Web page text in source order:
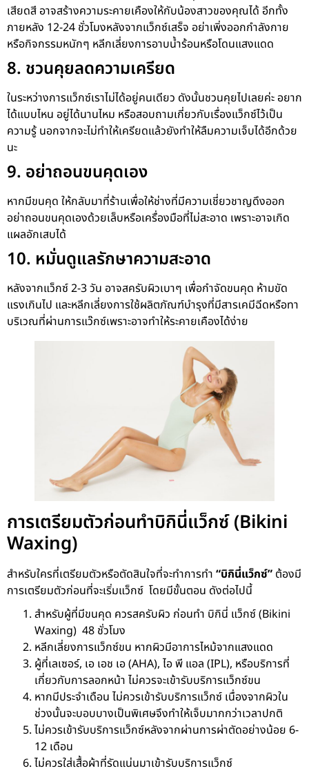
เสียดสี อาจสร้างความระคายเคืองให้กับน้องสาวของคุณได้ อีกทั้ง
ภายหลัง 12-24 ชั่วโมงหลังจากแว็กซ์เสร็จ อย่าเพิ่งออกกำลังกาย
หรือกิจกรรมหนักๆ หลีกเลี่ยงการอาบน้ำร้อนหรือโดนแสงแดด
8. ชวนคุยลดความเครียด
ในระหว่างการแว็กซ์เราไม่ได้อยู่คนเดียว ดังนั้นชวนคุยไปเลยค่ะ อยาก
ได้แบบไหน อยู่ได้นานไหม หรือสอบถามเกี่ยวกับเรื่องแว็กซ์ไว้เป็น
ความรู้ นอกจากจะไม่ทำให้เครียดแล้วยังทำให้ลืมความเจ็บได้อีกด้วย
นะ
9. อย่าถอนขนคุดเอง
หากมีขนคุด ให้กลับมาที่ร้านเพื่อให้ช่างที่มีความเชี่ยวชาญดึงออก
อย่าถอนขนคุดเองด้วยเล็บหรือเครื่องมือที่ไม่สะอาด เพราะอาจเกิด
แผลอักเสบได้
10. หมั่นดูแลรักษาความสะอาด
หลังจากแว็กซ์ 2-3 วัน อาจสครับผิวเบาๆ เพื่อกำจัดขนคุด ห้ามขัด
แรงเกินไป และหลีกเลี่ยงการใช้ผลิตภัณฑ์บำรุงที่มีสารเคมีฉีดหรือทา
บริเวณที่ผ่านการแว๊กซ์เพราะอาจทำให้ระคายเคืองได้ง่าย
การเตรียมตัวก่อนทำบิกินี่แว็กซ์ (Bikini
Waxing)
สำหรับใครที่เตรียมตัวหรือตัดสินใจที่จะทำการทำ “บิกินี่แว็กซ์” ต้องมี
การเตรียมตัวก่อนที่จะเริ่มแว็กซ์ โดยมีขั้นตอน ดังต่อไปนี้
สำหรับผู้ที่มีขนคุด ควรสครับผิว ก่อนทำ บิกินี่ แว็กซ์ (Bikini
Waxing) 48 ชั่วโมง
หลีกเลี่ยงการแว็กซ์ขน หากผิวมีอาการไหม้จากแสงแดด
ผู้ที่เลเซอร์, เอ เอช เอ (AHA), ไอ พี แอล (IPL), หรือบริการที่
เกี่ยวกับการลอกหน้า ไม่ควรจะเข้ารับบริการแว็กซ์ขน
หากมีประจำเดือน ไม่ควรเข้ารับบริการแว็กซ์ เนื่องจากผิวใน
ช่วงนั้นจะบอบบางเป็นพิเศษจึงทำให้เจ็บมากกว่าเวลาปกติ
ไม่ควรเข้ารับบริการแว็กซ์หลังจากผ่านการผ่าตัดอย่างน้อย 6-
12 เดือน
ไม่ควรใส่เสื้อผ้าที่รัดแน่นมาเข้ารับบริการแว็กซ์